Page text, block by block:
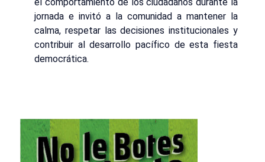
jornada e invitó a la comunidad a mantener la
calma, respetar las decisiones institucionales y
contribuir al desarrollo pacífico de esta fiesta
democrática.